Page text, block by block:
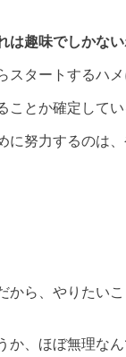
は趣味でしかない
タートするハメ
とか確定して
努力するのは
ら、やりたい
、ほぼ無理なん